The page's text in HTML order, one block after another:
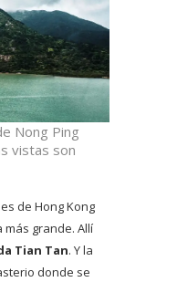
Nong Ping
vistas son
de Hong Kong
más grande. Allí
Tian Tan. Y la
donde se